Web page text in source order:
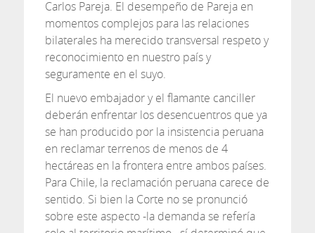
Carlos Pareja. El desempeño de Pareja en
momentos complejos para las relaciones
bilaterales ha merecido transversal respeto y
reconocimiento en nuestro país y
seguramente en el suyo.
El nuevo embajador y el flamante canciller
deberán enfrentar los desencuentros que ya
se han producido por la insistencia peruana
en reclamar terrenos de menos de 4
hectáreas en la frontera entre ambos países.
Para Chile, la reclamación peruana carece de
sentido. Si bien la Corte no se pronunció
sobre este aspecto -la demanda se refería